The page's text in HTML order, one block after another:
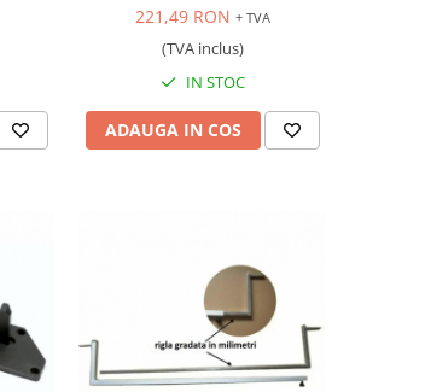
221,49 RON + TVA
(TVA inclus)
IN STOC
ADAUGA IN COS